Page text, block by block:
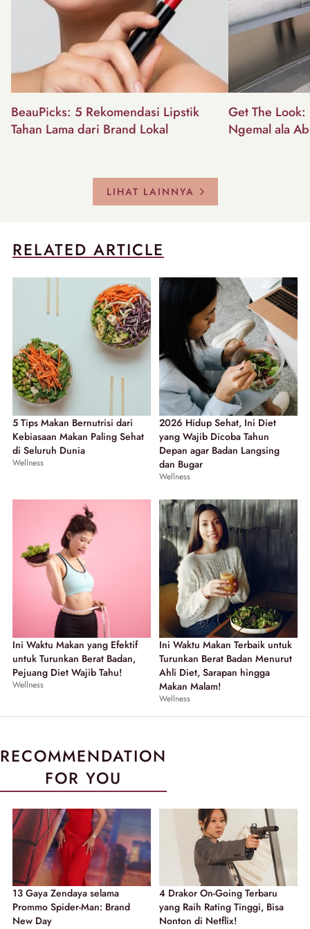
BeauPicks: 5 Rekomendasi Lipstik
Tahan Lama dari Brand Lokal
Get The
Ngemal ala
LIHAT LAINNYA
RELATED ARTICLE
5 Tips Makan Bernutrisi dari
Kebiasaan Makan Paling Sehat
di Seluruh Dunia
Wellness
2026 Hidup Sehat, Ini Diet
yang Wajib Dicoba Tahun
Depan agar Badan Langsing
dan Bugar
Wellness
Ini Waktu Makan yang Efektif
untuk Turunkan Berat Badan,
Pejuang Diet Wajib Tahu!
Wellness
Ini Waktu Makan Terbaik untuk
Turunkan Berat Badan Menurut
Ahli Diet, Sarapan hingga
Makan Malam!
Wellness
RECOMMENDATION
FOR YOU
13 Gaya Zendaya selama
Prommo Spider-Man: Brand
New Day
4 Drakor On-Going Terbaru
yang Raih Rating Tinggi, Bisa
Nonton di Netflix!